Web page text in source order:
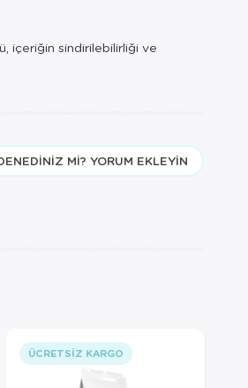
içeriğin sindirilebilirliği ve
MI? YORUM EKLEYIN
ÜCRETSIZ KARGO